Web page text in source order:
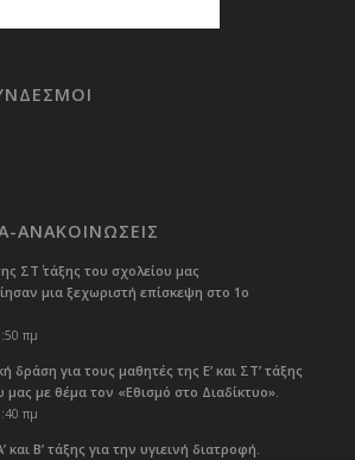
ΑΝΑΚΟΙΝΩΣΕΙΣ
ΣΤ΄ τάξης του σχολείου μας
μια ξεχωριστή επίσκεψη στο 1ο
πμ
δράση για τους μαθητές της Ε’ και ΣΤ’ τάξης
μας με θέμα τον «Εθισμό στο Διαδίκτυο».
πμ
και Β’ τάξης για την υγιεινή διατροφή.